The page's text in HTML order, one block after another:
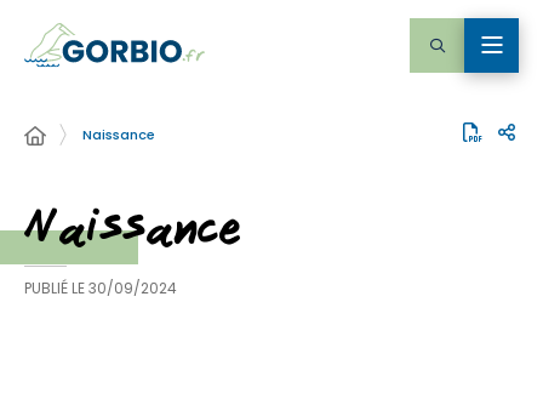
Naissance
Naissance
PUBLIÉ LE30/09/2024